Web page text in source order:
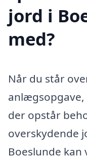
jord i
med?
Når du står
der opstår
overskydende
Boeslunde